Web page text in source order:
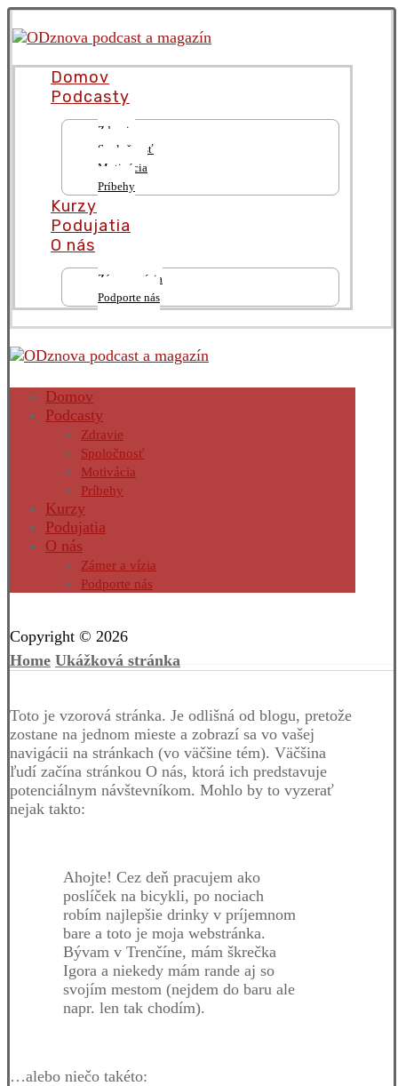
Domov
Podcasty
Zdravie
Spoločnosť
Motivácia
Príbehy
Kurzy
Podujatia
O nás
Zámer a vízia
Podporte nás
Domov
Podcasty
Zdravie
Spoločnosť
Motivácia
Príbehy
Kurzy
Podujatia
O nás
Zámer a vízia
Podporte nás
Copyright © 2026
Home Ukážková stránka
Toto je vzorová stránka. Je odlišná od blogu, pretože
zostane na jednom mieste a zobrazí sa vo vašej
navigácii na stránkach (vo väčšine tém). Väčšina
ľudí začína stránkou O nás, ktorá ich predstavuje
potenciálnym návštevníkom. Mohlo by to vyzerať
nejak takto:
Ahojte! Cez deň pracujem ako
poslíček na bicykli, po nociach
robím najlepšie drinky v príjemnom
bare a toto je moja webstránka.
Bývam v Trenčíne, mám škrečka
Igora a niekedy mám rande aj so
svojím mestom (nejdem do baru ale
napr. len tak chodím).
…alebo niečo takéto: